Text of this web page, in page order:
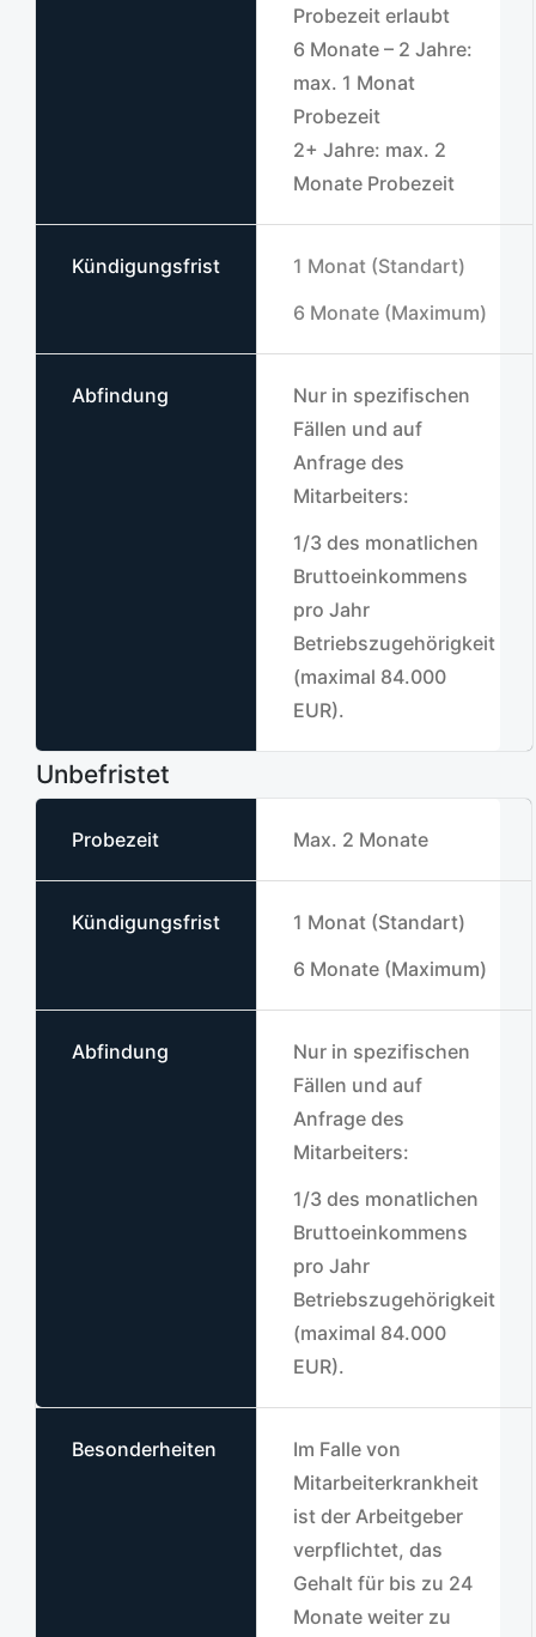
Probezeit erlaubt
6 Monate – 2 Jahre:
max. 1 Monat
Probezeit
2+ Jahre: max. 2
Monate Probezeit
Kündigungsfrist
1 Monat (Standart)
6 Monate (Maximum)
Abfindung
Nur in spezifischen
Fällen und auf
Anfrage des
Mitarbeiters:
1/3 des monatlichen
Bruttoeinkommens
pro Jahr
Betriebszugehörigkeit
(maximal 84.000
EUR).
Unbefristet
Probezeit Max. 2 Monate
Kündigungsfrist
1 Monat (Standart)
6 Monate (Maximum)
Abfindung
Nur in spezifischen
Fällen und auf
Anfrage des
Mitarbeiters:
1/3 des monatlichen
Bruttoeinkommens
pro Jahr
Betriebszugehörigkeit
(maximal 84.000
EUR).
Besonderheiten
Im Falle von
Mitarbeiterkrankheit
ist der Arbeitgeber
verpflichtet, das
Gehalt für bis zu 24
Monate weiter zu